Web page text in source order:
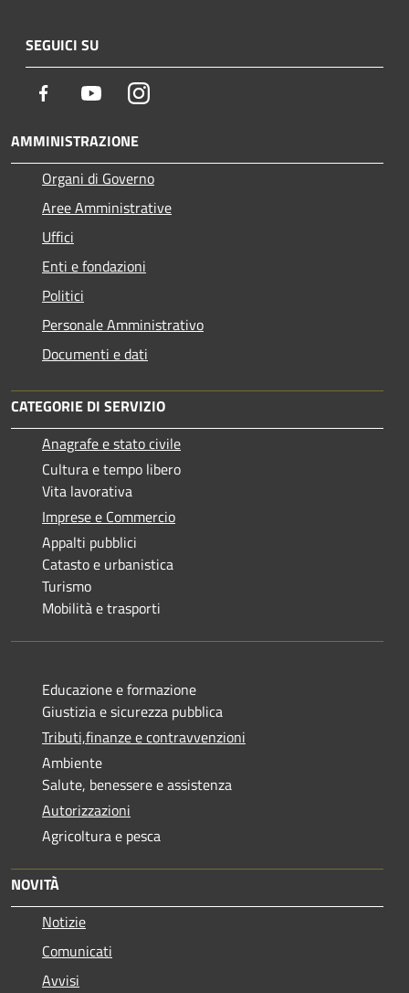
SEGUICI SU
Facebook YoutubeInstagram
AMMINISTRAZIONE
Organi di Governo
Aree Amministrative
Uffici
Enti e fondazioni
Politici
Personale Amministrativo
Documenti e dati
CATEGORIE DI SERVIZIO
Anagrafe e stato civile
Cultura e tempo libero
Vita lavorativa
Imprese e Commercio
Appalti pubblici
Catasto e urbanistica
Turismo
Mobilità e trasporti
Educazione e formazione
Giustizia e sicurezza pubblica
Tributi,finanze e contravvenzioni
Ambiente
Salute, benessere e assistenza
Autorizzazioni
Agricoltura e pesca
NOVITÀ
Notizie
Comunicati
Avvisi